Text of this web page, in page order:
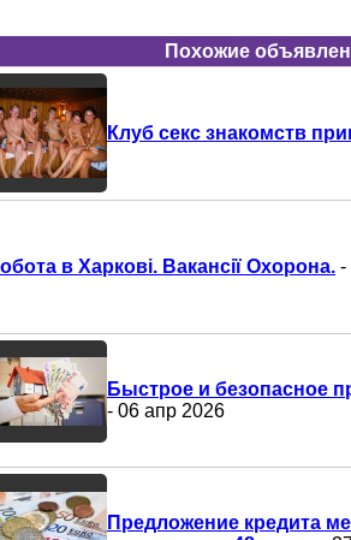
Похожие
Клуб секс знакомств
в Харкові. Вакансії Охорона. -
Быстрое и безопасное
- 06 апр 2026
Предложение кредита